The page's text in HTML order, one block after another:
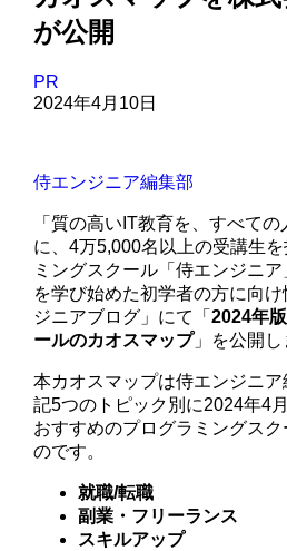
が公開
PR
2024年4月10日
侍エンジニア編集部
「質の高いIT教育を、すべて
に、4万5,000名以上の受講生
ミングスクール「侍エンジニ
を学び始めた初学者の方に向
ジニアブログ」にて「2024年
ールのカオスマップ」を公開し
本カオスマップは侍エンジニ
記5つのトピック別に2024年4
おすすめのプログラミングス
のです。
就職/転職
副業・フリーランス
スキルアップ